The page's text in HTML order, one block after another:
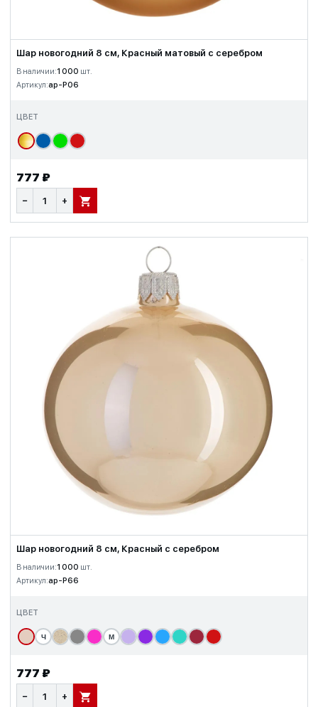
Шар новогодний 8 см, Красный матовый с серебром
В наличии:1 000 шт.
Артикул:ap-P06
ЦВЕТ
777 ₽
− + В КОРЗИНУ
Шар новогодний 8 см, Красный с серебром
В наличии:1 000 шт.
Артикул:ap-P66
ЦВЕТ
Ч М
777 ₽
− + В КОРЗИНУ